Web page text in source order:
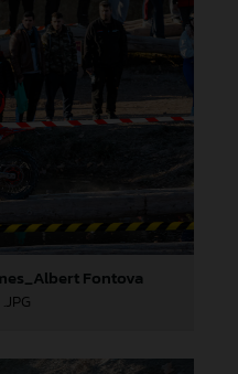
Fontova
.JPG